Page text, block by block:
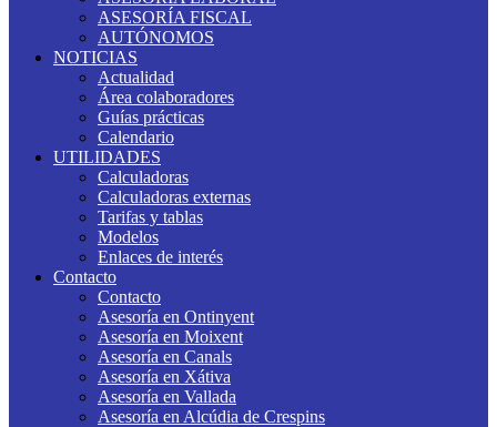
ASESORÍA FISCAL
AUTÓNOMOS
NOTICIAS
Actualidad
Área colaboradores
Guías prácticas
Calendario
UTILIDADES
Calculadoras
Calculadoras externas
Tarifas y tablas
Modelos
Enlaces de interés
Contacto
Contacto
Asesoría en Ontinyent
Asesoría en Moixent
Asesoría en Canals
Asesoría en Xátiva
Asesoría en Vallada
Asesoría en Alcúdia de Crespins